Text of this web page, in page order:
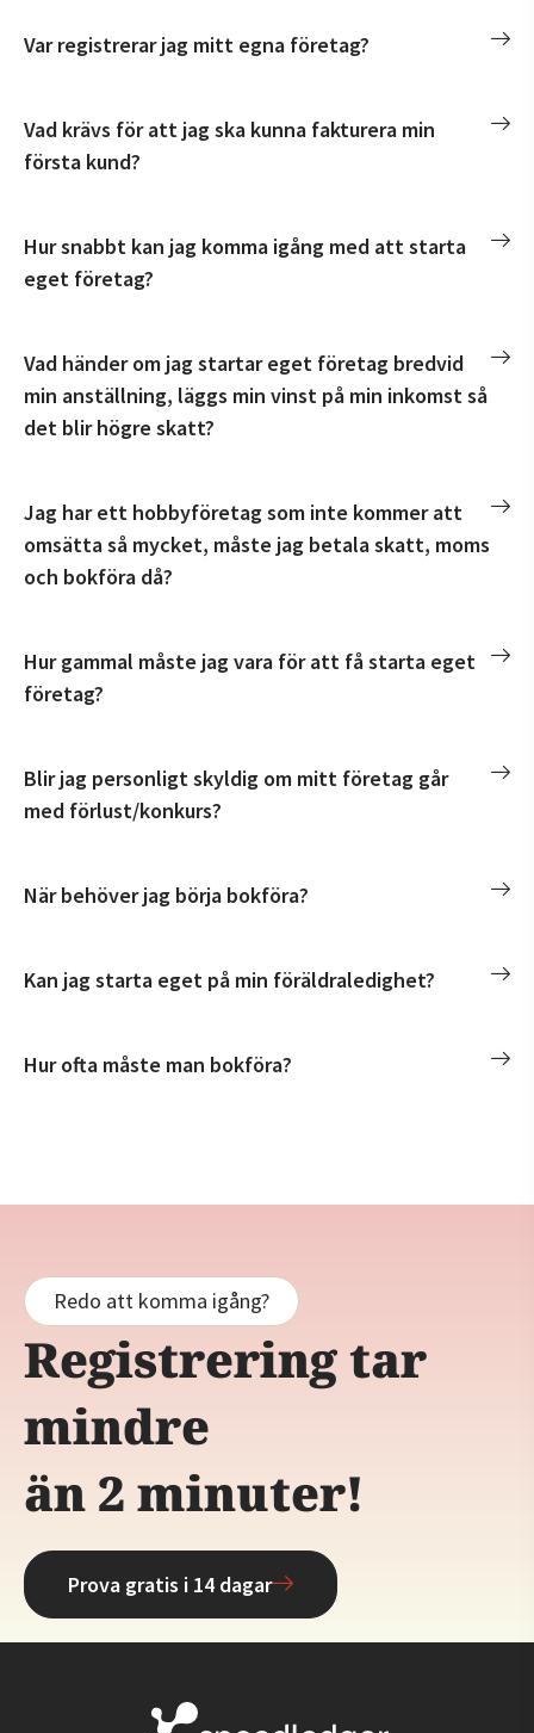
Var registrerar jag mitt egna företag?
Vad krävs för att jag ska kunna fakturera min
första kund?
Hur snabbt kan jag komma igång med att starta
eget företag?
Vad händer om jag startar eget företag bredvid
min anställning, läggs min vinst på min inkomst så
det blir högre skatt?
Jag har ett hobbyföretag som inte kommer att
omsätta så mycket, måste jag betala skatt, moms
och bokföra då?
Hur gammal måste jag vara för att få starta eget
företag?
Blir jag personligt skyldig om mitt företag går
med förlust/konkurs?
När behöver jag börja bokföra?
Kan jag starta eget på min föräldraledighet?
Hur ofta måste man bokföra?
Redo att komma igång?
Registrering tar
mindre
än 2 minuter!
Prova gratis i 14 dagar